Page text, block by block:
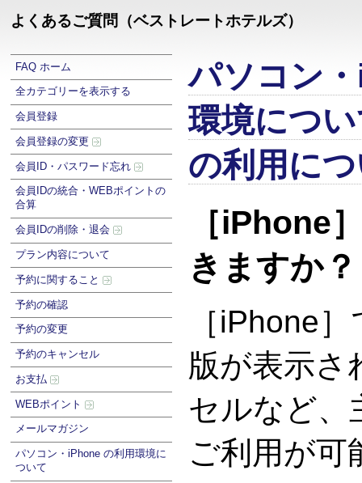
よくあるご質問（ベストレートホテルズ）
FAQ ホーム
全カテゴリーを表示する
会員登録
会員登録の変更
会員ID・パスワード忘れ
会員IDの統合・WEBポイントの
合算
会員IDの削除・退会
プラン内容について
予約に関すること
予約の確認
予約の変更
予約のキャンセル
お支払
WEBポイント
メールマガジン
パソコン・iPhone の利用環境に
ついて
パソコン
環境につ
の利用に
［iPhone
きますか？
［iPhone
版が表示さ
セルなど、
ご利用が可